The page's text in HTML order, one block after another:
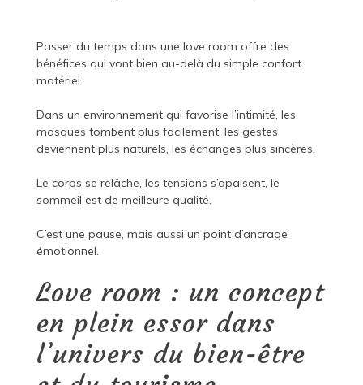
Passer du temps dans une love room offre des
bénéfices qui vont bien au-delà du simple confort
matériel.
Dans un environnement qui favorise l’intimité, les
masques tombent plus facilement, les gestes
deviennent plus naturels, les échanges plus sincères.
Le corps se relâche, les tensions s’apaisent, le
sommeil est de meilleure qualité.
C’est une pause, mais aussi un point d’ancrage
émotionnel.
Love room : un concept
en plein essor dans
l’univers du bien-être